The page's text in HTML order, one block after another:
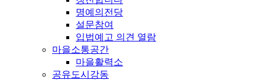
명예의전당
설문참여
입법예고 의견 열람
마을소통공간
마을활력소
공유도시강동